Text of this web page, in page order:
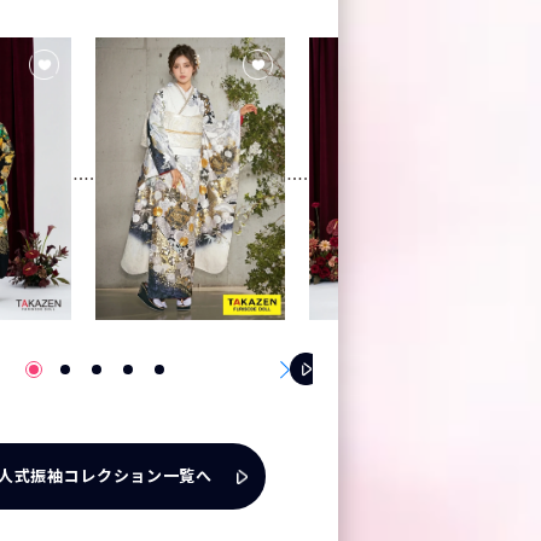
式振袖コレクション一覧へ